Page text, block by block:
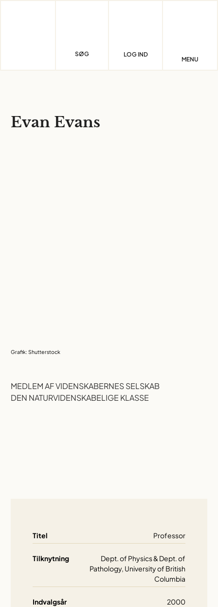
SØG LOG IND
MENU
Evan Evans
Grafik: Shutterstock
MEDLEM AF VIDENSKABERNES SELSKAB
DEN NATURVIDENSKABELIGE KLASSE
Titel Professor
Tilknytning
Dept. of Physics & Dept. of
Pathology, University of British
Columbia
Indvalgsår 2000